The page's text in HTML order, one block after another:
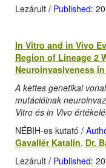
Lezárult / Published:
In Vitro and in Vivo
Region of Lineage 2
Neuroinvasiveness
A kettes genetikai
mutációinak
Vitro és in Vivo
NÉBIH-es kutató /
Gavallér Katalin, Dr.
Lezárult / Published: